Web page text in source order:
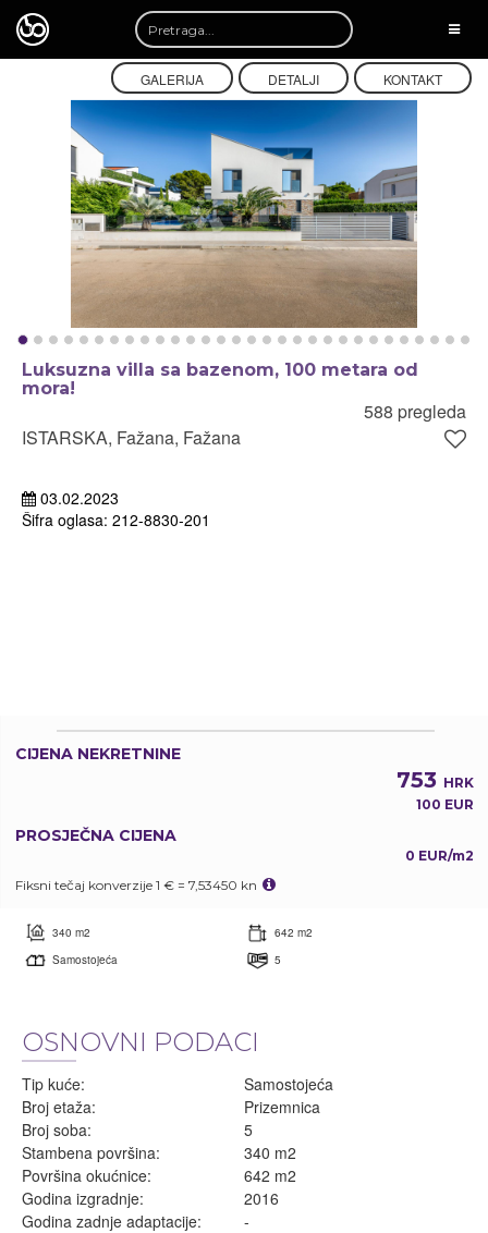
GALERIJA DETALJI KONTAKT
Luksuzna villa sa bazenom, 100 metara od
mora!
588 pregleda
ISTARSKA, Fažana, Fažana
03.02.2023
Šifra oglasa: 212-8830-201
CIJENA NEKRETNINE
753 HRK
100 EUR
PROSJEČNA CIJENA
0 EUR/m2
Fiksni tečaj konverzije 1 € = 7,53450 kn
340 m2
642 m2
Samostojeća
5
OSNOVNI PODACI
Tip kuće:
Samostojeća
Broj etaža:
Prizemnica
Broj soba:
5
Stambena površina:
340 m2
Površina okućnice:
642 m2
Godina izgradnje:
2016
Godina zadnje adaptacije:
-